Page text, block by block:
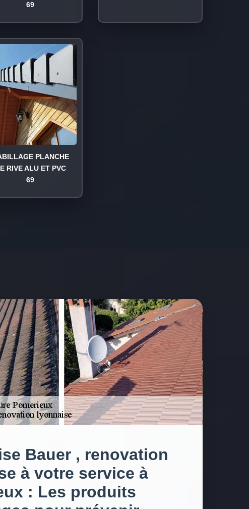
69
PLANCHE
RIVE ALU ET PVC
69
Bauer , renovation
à votre service à
: Les produits